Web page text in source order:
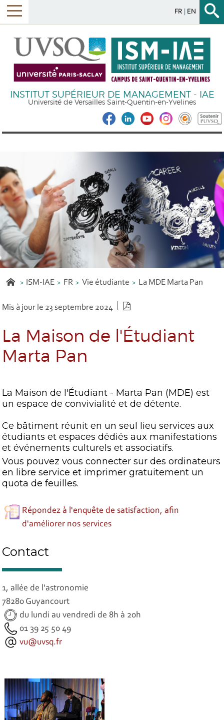
FR EN
INSTITUT SUPÉRIEUR DE MANAGEMENT - IAE
Université de Versailles Saint-Quentin-en-Yvelines
ISM-IAE FR Vie étudiante La MDE Marta Pan
Mis à jour le 23 septembre 2024
La Maison de l'Étudiant
Marta Pan
La Maison de l'Étudiant - Marta Pan (MDE) est
un espace de convivialité et de détente.
Ce bâtiment réunit en un seul lieu services aux
étudiants et espaces dédiés aux manifestations
et événements culturels et associatifs.
Vous pouvez vous connecter sur des ordinateurs
en libre service et imprimer gratuitement un
quota de feuilles.
Répondez à l'enquête de satisfaction, afin
d'améliorer nos services
Contact
1, allée de l'astronomie
78280 Guyancourt
du lundi au vendredi de 8h à 20h
01 39 25 50 49
vu@uvsq.fr